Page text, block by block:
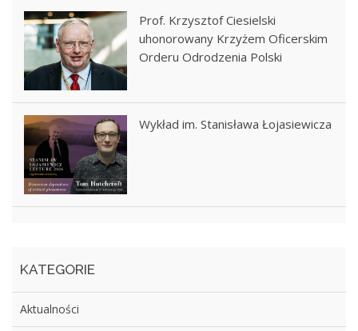
Prof. Krzysztof Ciesielski
uhonorowany Krzyżem Oficerskim
Orderu Odrodzenia Polski
Wykład im. Stanisława Łojasiewicza
KATEGORIE
Aktualności